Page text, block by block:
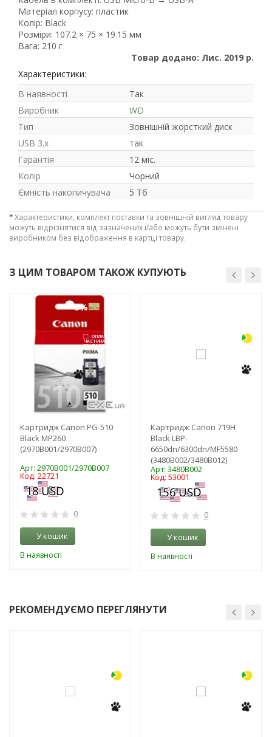
Рейтинг EXE.ua:
19
21
Матеріал корпусу: пластик
Колір: Black
Розміри: 107.2 × 75 × 19.15 мм
Вага: 210 г
Товар додано: Лис. 2019 р.
Характеристики:
В наявності
Так
Виробник
WD
Тип
Зовнішній жорсткий диск
USB 3.x
так
Гарантія
12 міс.
Колір
Чорний
Ємність накопичувача
5 Тб
*Характеристики, комплект поставки та зовнішній вигляд товару
можуть відрізнятися від зазначених і/або можуть бути змінені
виробником без відображення в картці товару.
З ЦИМ ТОВАРОМ ТАКОЖ КУПУЮТЬ
-3%
Картридж Canon PG-510
Black MP260
(2970B001/2970B007)
Арт: 2970B001/2970B007
Код: 22721
0
У кошик
В наявності
Картридж Canon 719H
Black LBP-
6650dn/6300dn/MF5580
(3480B002/3480B012)
Арт: 3480B002
Код: 53001
0
У кошик
В наявності
РЕКОМЕНДУЄМО ПЕРЕГЛЯНУТИ